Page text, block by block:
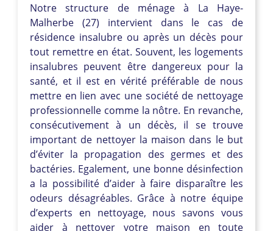
Notre structure de ménage à La Haye-
Malherbe (27) intervient dans le cas de
résidence insalubre ou après un décès pour
tout remettre en état. Souvent, les logements
insalubres peuvent être dangereux pour la
santé, et il est en vérité préférable de nous
mettre en lien avec une société de nettoyage
professionnelle comme la nôtre. En revanche,
consécutivement à un décès, il se trouve
important de nettoyer la maison dans le but
d’éviter la propagation des germes et des
bactéries. Egalement, une bonne désinfection
a la possibilité d’aider à faire disparaître les
odeurs désagréables. Grâce à notre équipe
d’experts en nettoyage, nous savons vous
aider à nettoyer votre maison en toute